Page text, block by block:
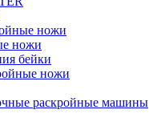
ножи
ножи
бейки
ножи
раскройные машины